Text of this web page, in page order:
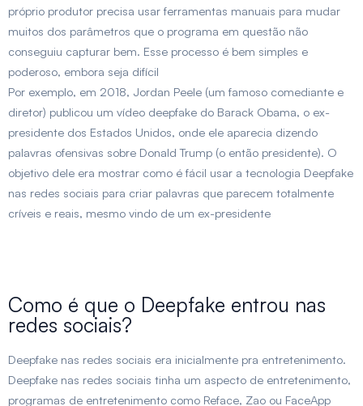
próprio produtor precisa usar ferramentas manuais para mudar
muitos dos parâmetros que o programa em questão não
conseguiu capturar bem. Esse processo é bem simples e
poderoso, embora seja difícil
Por exemplo, em 2018, Jordan Peele (um famoso comediante e
diretor) publicou um vídeo deepfake do Barack Obama, o ex-
presidente dos Estados Unidos, onde ele aparecia dizendo
palavras ofensivas sobre Donald Trump (o então presidente). O
objetivo dele era mostrar como é fácil usar a tecnologia Deepfake
nas redes sociais para criar palavras que parecem totalmente
críveis e reais, mesmo vindo de um ex-presidente
Como é que o Deepfake entrou nas
redes sociais?
Deepfake nas redes sociais era inicialmente pra entretenimento.
Deepfake nas redes sociais tinha um aspecto de entretenimento,
programas de entretenimento como Reface, Zao ou FaceApp